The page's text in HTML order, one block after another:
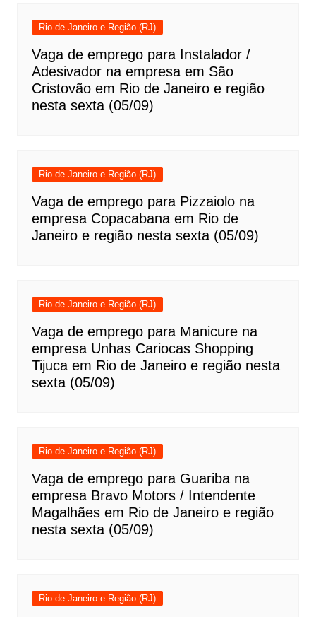
Rio de Janeiro e Região (RJ)
Vaga de emprego para Instalador /
Adesivador na empresa em São
Cristovão em Rio de Janeiro e região
nesta sexta (05/09)
Rio de Janeiro e Região (RJ)
Vaga de emprego para Pizzaiolo na
empresa Copacabana em Rio de
Janeiro e região nesta sexta (05/09)
Rio de Janeiro e Região (RJ)
Vaga de emprego para Manicure na
empresa Unhas Cariocas Shopping
Tijuca em Rio de Janeiro e região nesta
sexta (05/09)
Rio de Janeiro e Região (RJ)
Vaga de emprego para Guariba na
empresa Bravo Motors / Intendente
Magalhães em Rio de Janeiro e região
nesta sexta (05/09)
Rio de Janeiro e Região (RJ)